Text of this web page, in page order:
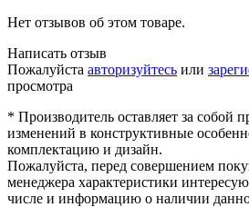
Нет отзывов об этом товаре.
Написать отзыв
Пожалуйста авторизуйтесь или
просмотра
* Производитель оставляет за собой
изменений в конструктивные
комплектацию и дизайн.
Пожалуйста, перед совершением
менеджера характеристики
числе и информацию о наличии